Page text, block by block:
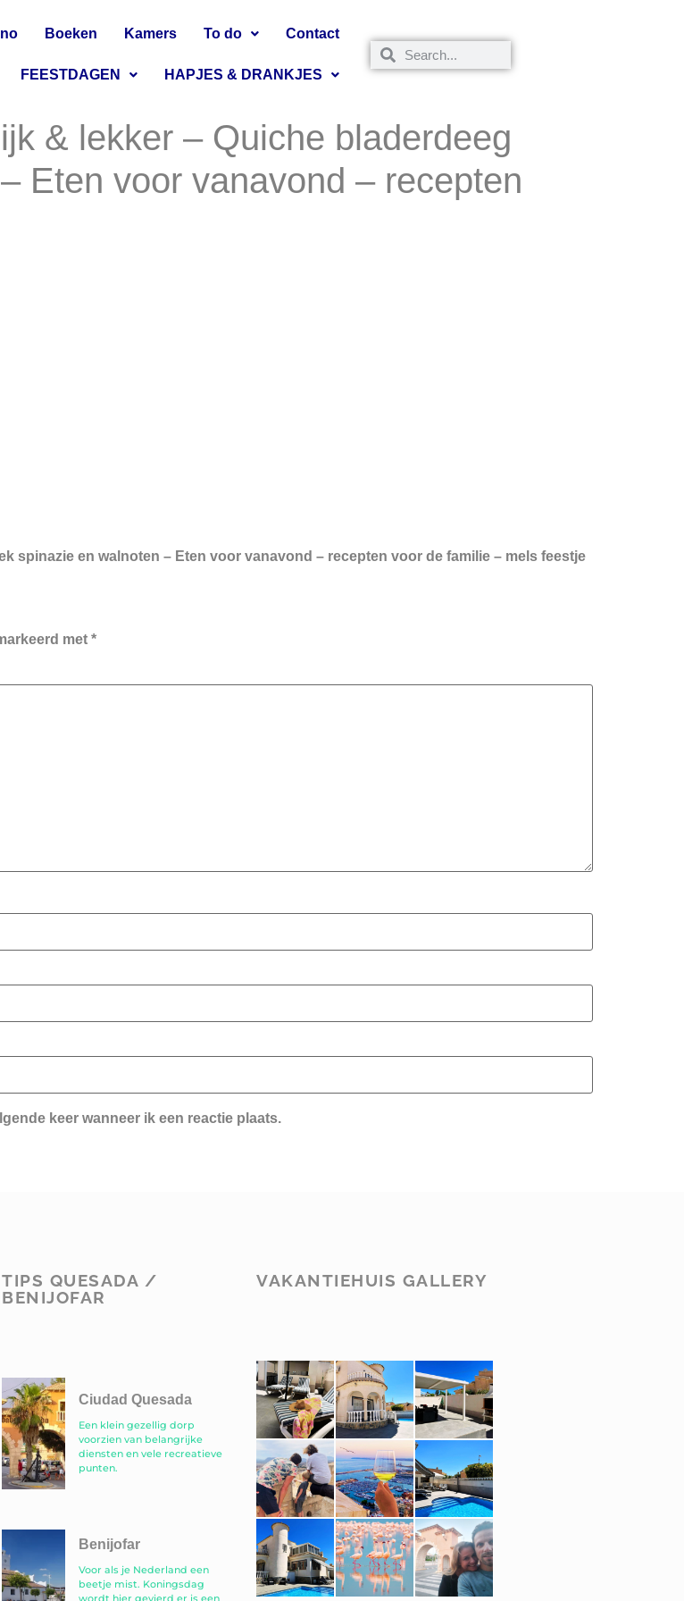
Boeken Kamers To do Contact
FEESTDAGEN HAPJES & DRANKJES
& lekker – Quiche bladerdeeg
Eten voor vanavond – recepten
spinazie en walnoten – Eten voor vanavond – recepten voor de familie – mels feestje
met *
keer wanneer ik een reactie plaats.
TIPS QUESADA /
BENIJOFAR
Ciudad Quesada
Een klein gezellig dorp
voorzien van belangrijke
diensten en vele recreatieve
punten.
Benijofar
Voor als je Nederland een
beetje mist. Koningsdag
wordt hier gevierd er is een
VAKANTIEHUIS GALLERY